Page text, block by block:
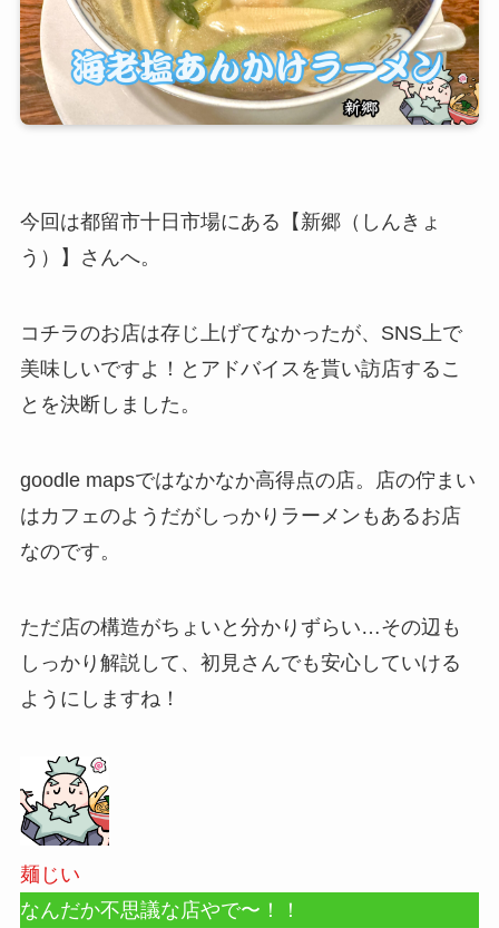
今回は都留市十日市場にある【新郷（しんきょ
う）】さんへ。
コチラのお店は存じ上げてなかったが、SNS上で
美味しいですよ！とアドバイスを貰い訪店するこ
とを決断しました。
goodle mapsではなかなか高得点の店。店の佇まい
はカフェのようだがしっかりラーメンもあるお店
なのです。
ただ店の構造がちょいと分かりずらい…その辺も
しっかり解説して、初見さんでも安心していける
ようにしますね！
麺じい
なんだか不思議な店やで〜！！